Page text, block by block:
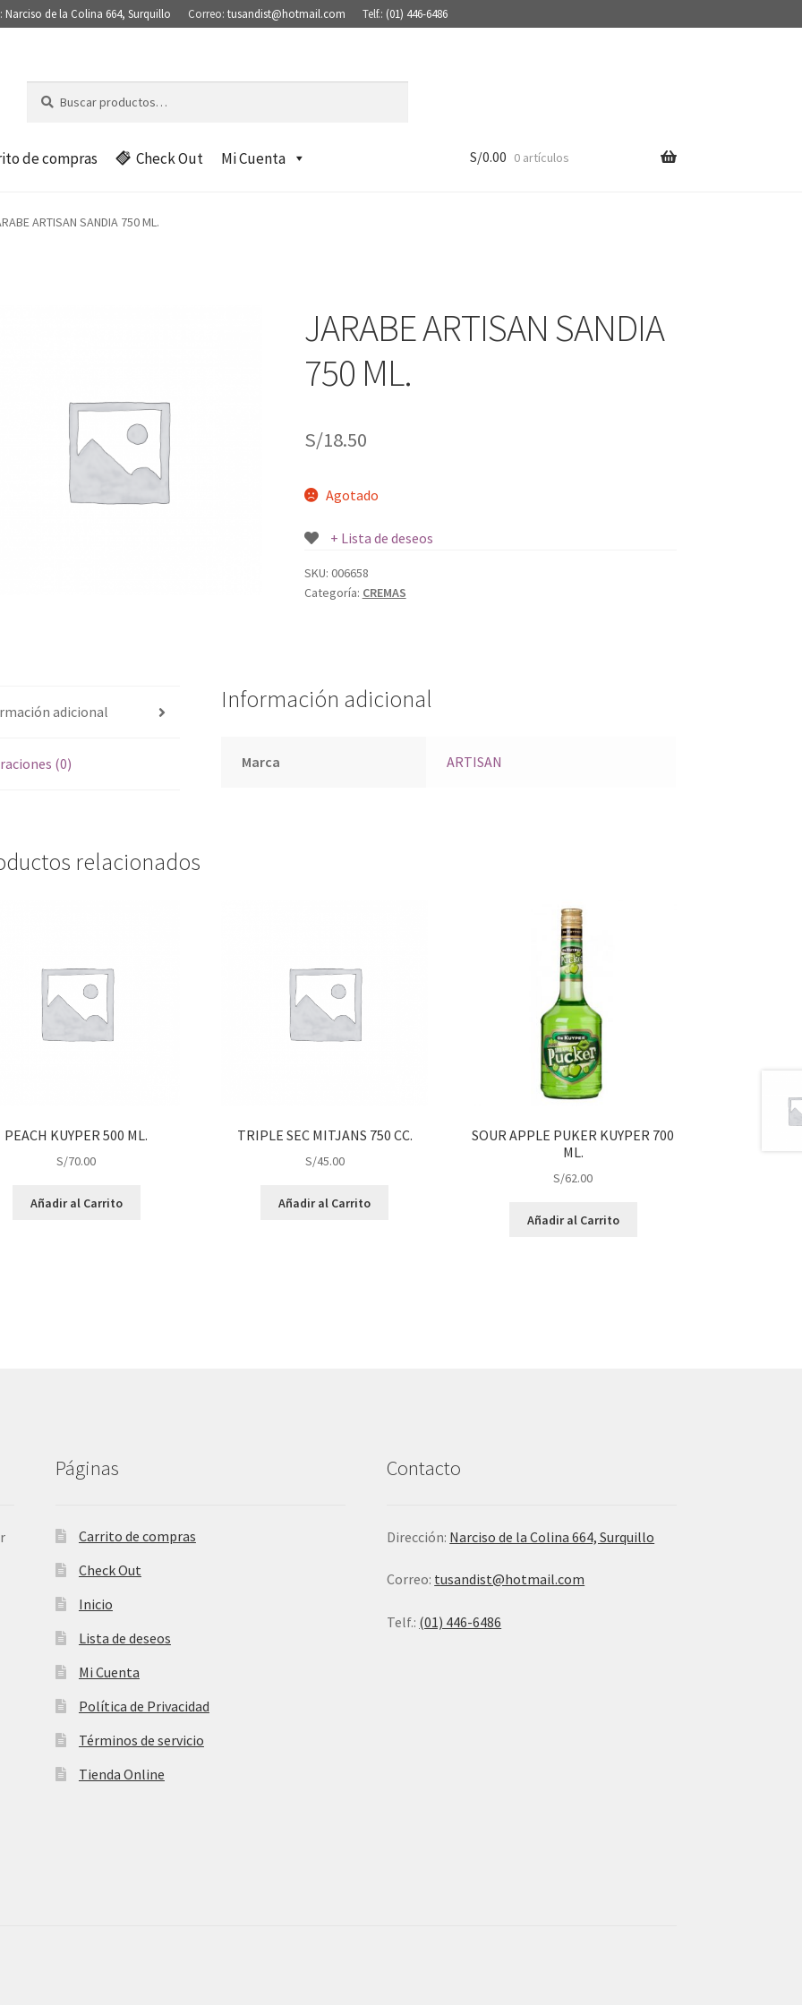
Narciso de la Colina 664, Surquillo Correo: tusandist@hotmail.com Telf.: (01) 446-6486
por:
c
a
de compras Check Out Mi Cuenta S/0.00 0 artículos
ARTISAN SANDIA 750 ML.
JARABE ARTISAN SANDIA
750 ML.
S/18.50
Agotado
+ Lista de deseos
SKU: 006658
Categoría: CREMAS
adicional
(0)
Información adicional
Marca ARTISAN
relacionados
PEACH KUYPER 500 ML.
S/70.00
Añadir al Carrito
TRIPLE SEC MITJANS 750 CC.
S/45.00
Añadir al Carrito
SOUR APPLE PUKER KUYPER 700
ML.
S/62.00
Añadir al Carrito
Páginas
Carrito de compras
Check Out
Inicio
Lista de deseos
Mi Cuenta
Política de Privacidad
Términos de servicio
Tienda Online
Contacto
Dirección: Narciso de la Colina 664, Surquillo
Correo: tusandist@hotmail.com
Telf.: (01) 446-6486